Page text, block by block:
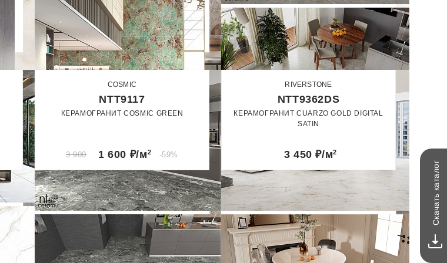
COSMIC
NTT9117
КЕРАМОГРАНИТ COSMIC GREEN
Сатин
3 900 1 600 ₽/м2 -59%
RIVERSTONE
NTT9362DS
КЕРАМОГРАНИТ CUARZO GOLD DIGITAL
SATIN
Сатин
3 450 ₽/м2
Скачать
каталог